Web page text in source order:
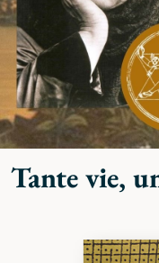
Tante vie,